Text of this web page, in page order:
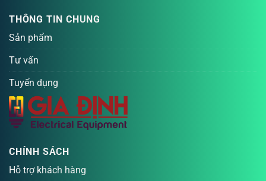
THÔNG TIN CHUNG
Sản phẩm
Tư vấn
Tuyển dụng
CHÍNH SÁCH
Hỗ trợ khách hàng